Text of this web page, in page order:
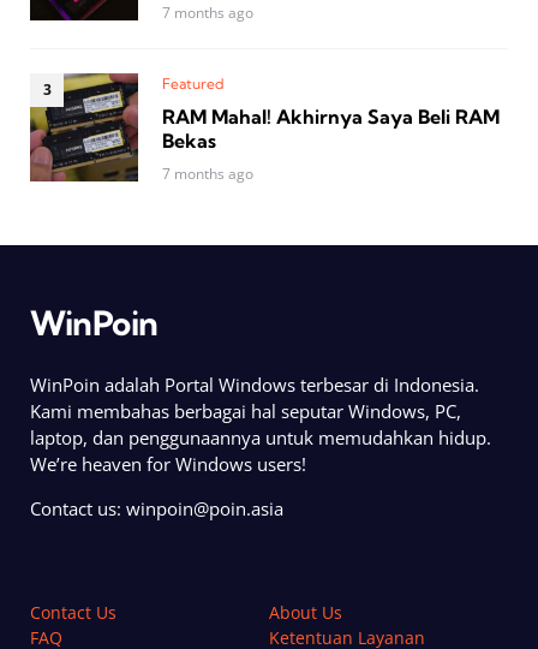
7 months ago
Featured
RAM Mahal! Akhirnya Saya Beli RAM
Bekas
7 months ago
WinPoin
WinPoin adalah Portal Windows terbesar di Indonesia.
Kami membahas berbagai hal seputar Windows, PC,
laptop, dan penggunaannya untuk memudahkan hidup.
We’re heaven for Windows users!
Contact us: winpoin@poin.asia
Contact Us
About Us
FAQ
Ketentuan Layanan